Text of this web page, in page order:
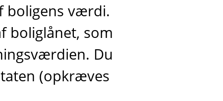
boligens værdi.
boliglånet, som
Du
(opkræves